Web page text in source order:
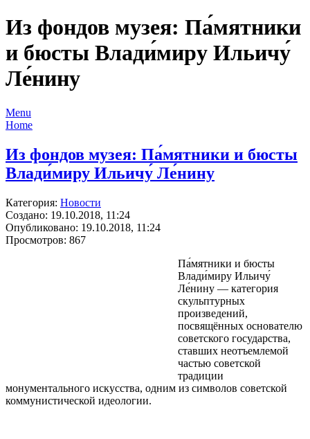
Из фондов музея: Па́мятники
и бюсты Влади́миру Ильичу́
Ле́нину
Menu
Home
Из фондов музея: Па́мятники и бюсты
Влади́миру Ильичу́ Ле́нину
Категория: Новости
Создано: 19.10.2018, 11:24
Опубликовано: 19.10.2018, 11:24
Просмотров: 867
Па́мятники и бюсты
Влади́миру Ильичу́
Ле́нину — категория
скульптурных
произведений,
посвящённых основателю
советского государства,
ставших неотъемлемой
частью советской
традиции
монументального искусства, одним из символов советской
коммунистической идеологии.